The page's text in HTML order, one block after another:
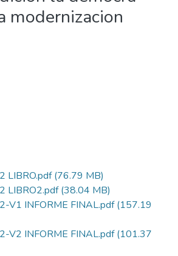
modernizacion
(76.79 MB)
LIBRO2.pdf(38.04 MB)
INFORME FINAL.pdf(157.19
INFORME FINAL.pdf(101.37